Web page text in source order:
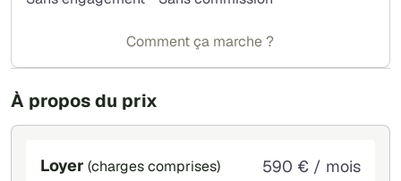
À propos du prix
Loyer (charges comprises) 590 € / mois
Comment ça marche ?